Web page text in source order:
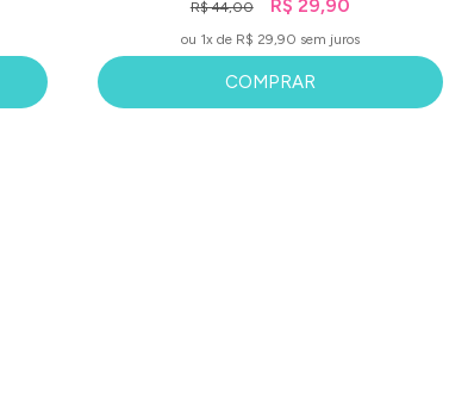
R$ 44,00 R$ 29,90
ou 1x de R$ 29,90 sem juros
COMPRAR